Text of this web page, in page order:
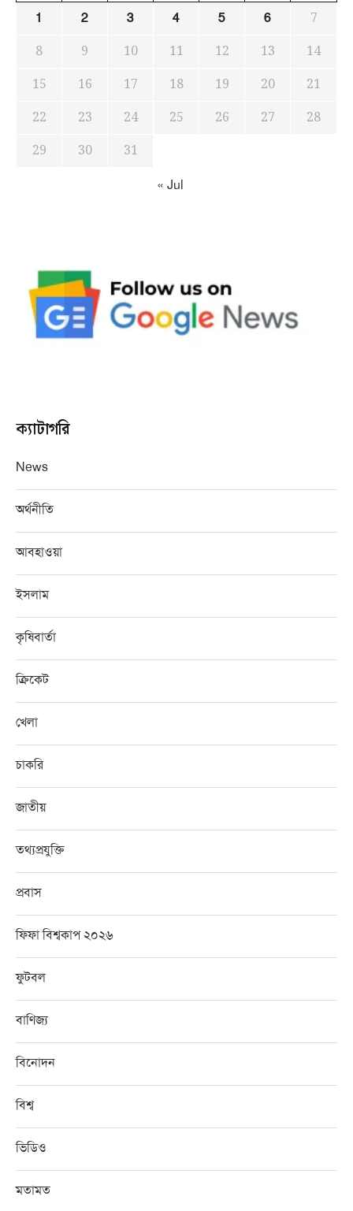
1 2 3 4 5 6
7
8
9 10 11 12 13
14
15
16 17 18 19 20
21
22
23 24 25 26 27
28
29
30 31
« Jul
ক্যাটাগরি
News
অর্থনীতি
আবহাওয়া
ইসলাম
কৃষিবার্তা
ক্রিকেট
খেলা
চাকরি
জাতীয়
তথ্যপ্রযুক্তি
প্রবাস
ফিফা বিশ্বকাপ ২০২৬
ফুটবল
বাণিজ্য
বিনোদন
বিশ্ব
ভিডিও
মতামত